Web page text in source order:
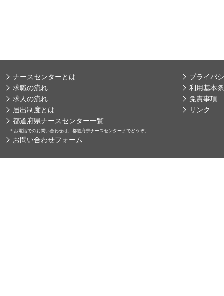
ナースセンターとは
求職の流れ
求人の流れ
届出制度とは
都道府県ナースセンター一覧
＊ お電話でのお問い合わせは、都道府県ナースセンターまでどうぞ。
お問い合わせフォーム
プライバ
利用基本
免責事項
リンク